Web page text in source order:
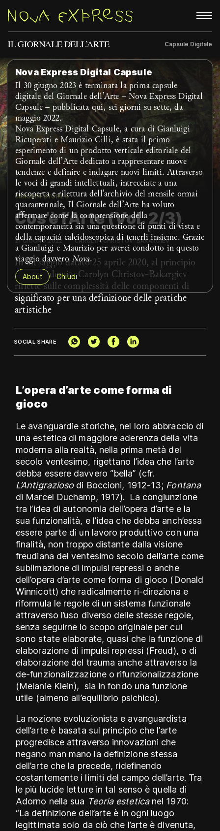
Rubriche About Capsule Digitale
Nova Express Digital Capsule
Il 30 giugno 2023 è terminata la prima capsule
digitale del Giornale dell’Arte – Nova Express Digital
Capsule – pubblicata qui, sei giorni su sette, da
maggio 2022.
Nova Express Digital Capsule, a cura di Gianluigi
Ricuperati e Maurizio Cilli, è stata il primo
esperimento di un prodotto verticale editoriale del
Giornale dell’Arte dedicato a rappresentare nuove
tendenze e definire e indagare nuovi limiti. Attraverso
le voci di grandi intellettuali, intrecciate a una
riscoperta e rilettura dell’archivio del mensile ormai
quarantennale, Il Giornale dell’Arte ha voluto
affermare come la comprensione della
contemporaneità sia una questione di punti di vista e
della capacità caleidoscopica di tenerli insieme. Grazie
a Gianluigi e Maurizio per averci condotto in questo
viaggio davveroNova.
About Chiudi
CAROLYN STORIES
Cos’è l’Arte (Vol. 2/3)
21 GIUGNO 2022 CAROLYN CHRISTOV-BAKARGIEV
In un saggio datato 25 aprile 2020, al principio
della pandemia, Carolyn Christov-Bakargiev
riflette sulle complessità delle componenti di
significato per una definizione delle pratiche
artistiche
SOCIAL SHARE
L’opera d’arte come forma di
gioco
Le avanguardie storiche, nel loro abbraccio di
una estetica di maggiore aderenza della vita
moderna alla realtà, nella prima metà del
secolo ventesimo, rigettano l’idea che l’arte
debba essere davvero “bella” (cfr.
L’Antigraziosodi Boccioni, 1912-13; Fontana
di Marcel Duchamp, 1917). La congiunzione
tra l’idea di autonomia dell’opera d’arte e la
sua funzionalità, e l’idea che debba anch’essa
essere parte di un lavoro produttivo con una
finalità, non troppo distante dalla visione
freudiana del ventesimo secolo dell’arte come
sublimazione di impulsi repressi o anche
dell’opera d’arte come forma di gioco (Donald
Winnicott) che radicalmente ri-direziona e
riformula le regole di un sistema funzionale
attraverso l’uso diverso delle stesse regole,
senza seguirne lo scopo originale per cui
sono state elaborate, quasi che la funzione di
elaborazione di impulsi repressi (Freud), o di
elaborazione del trauma anche attraverso la
de-funzionalizzazione o rifunzionalizzazione
(Melanie Klein), sia in fondo una funzione
utile (almeno all’equilibrio psichico).
La nozione evoluzionista e avanguardista
dell’arte è basata sul principio che l’arte
progredisce attraverso innovazioni che
negano man mano la definizione stessa
dell’arte che la precede, ridefinendo
costantemente i limiti del campo dell’arte. Tra
le più lucide letture in tal senso è quella di
Adorno nella sua Teoria esteticanel 1970:
“La definizione dell’arte è in ogni luogo
legittimata solo da ciò che l’arte è divenuta,